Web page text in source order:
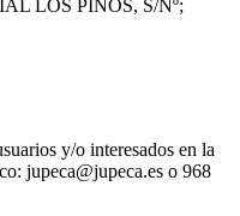
LOS PINOS, S/Nº;
y/o interesados en la
jupeca@jupeca.es o 968